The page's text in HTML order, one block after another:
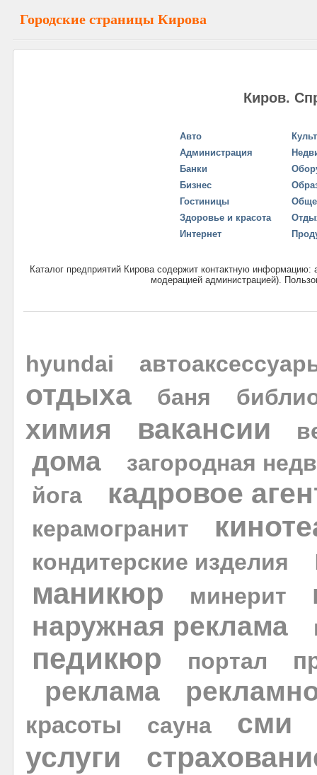
Городские страницы Кирова
Киров.
Авто
Администрация
Банки
Бизнес
Гостиницы
Здоровье и красота
Интернет
Каталог предприятий Кирова содержит контактную
модерацией администрацией).
hyundai
отдыха баня
химия вакансии
дома
загородная
йога
кадровое
керамогранит
кондитерские изделия
маникюр минерит
наружная реклама
педикюр портал
реклама
красоты сауна
сми
услуги